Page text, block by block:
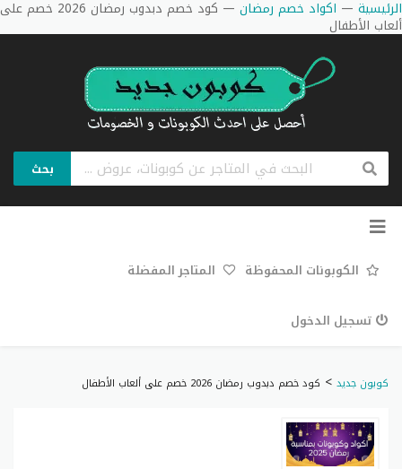
الرئيسية — اكواد خصم رمضان — كود خصم دبدوب رمضان 2026 خصم على
ألعاب الأطفال
بحث
تخطي
الكوبونات المحفوظة المتاجر المفضلة
تسجيل الدخول
كوبون جديد > كود خصم دبدوب رمضان 2026 خصم على ألعاب الأطفال